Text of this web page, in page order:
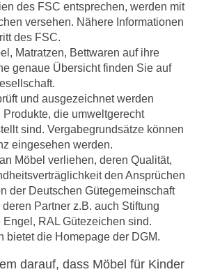
des FSC entsprechen, werden mit
versehen. Nähere Informationen
des FSC.
Matratzen, Bettwaren auf ihre
genaue Übersicht finden Sie auf
und ausgezeichnet werden
die umweltgerecht
sind. Vergabegrundsätze können
eingesehen werden.
Möbel verliehen, deren Qualität,
den Ansprüchen
der Deutschen Gütegemeinschaft
Partner z.B. auch Stiftung
RAL Gütezeichen sind.
bietet die Homepage der DGM.
darauf, dass Möbel für Kinder